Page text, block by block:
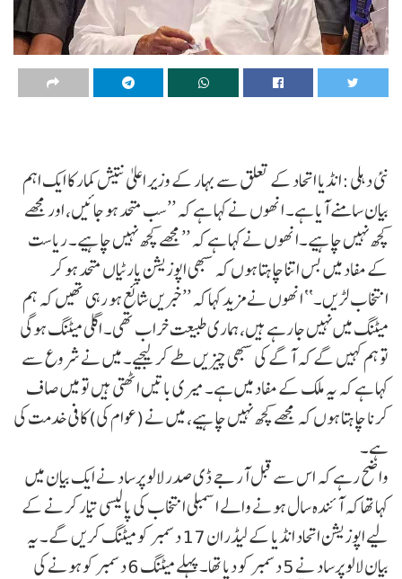
نئی دہلی :انڈیا اتحاد کے تعلق سے بہار کے وزیر اعلیٰ نتیش کمار کا ایک اہم
بیان سامنے آیا ہے۔ انھوں نے کہا ہے کہ ’’سب متحد ہو جائیں، اور مجھے
کچھ نہیں چاہیے۔انھوں نے کہا ہے کہ ’’مجھے کچھ نہیں چاہیے۔ ریاست
کے مفاد میں بس اتنا چاہتا ہوں کہ سبھی اپوزیشن پارٹیاں متحد ہو کر
انتخاب لڑیں۔‘‘ انھوں نے مزید کہا کہ ’’خبریں شائع ہو رہی تھیں کہ ہم
میٹنگ میں نہیں جا رہے ہیں، ہماری طبیعت خراب تھی۔ اگلی میٹنگ ہوگی
تو ہم کہیں گے کہ آگے کی سبھی چیزیں طے کر لیجیے۔ میں نے شروع سے
کہا ہے کہ یہ ملک کے مفاد میں ہے۔ میری باتیں اٹھتی ہیں تو میں صاف
کرنا چاہتا ہوں کہ مجھے کچھ نہیں چاہیے، میں نے (عوام کی) کافی خدمت کی
ہے۔
واضح رہے کہ اس سے قبل آر جے ڈی صدر لالو پرساد نے ایک بیان میں
کہا تھا کہ آئندہ سال ہونے والے اسمبلی انتخاب کی پالیسی تیار کرنے کے
لیے اپوزیشن اتحاد انڈیا کے لیڈران 17 دسمبر کو میٹنگ کریں گے۔ یہ
بیان لالو پرساد نے 5 دسمبر کو دیا تھا۔ پہلے میٹنگ 6 دسمبر کو ہونے کی